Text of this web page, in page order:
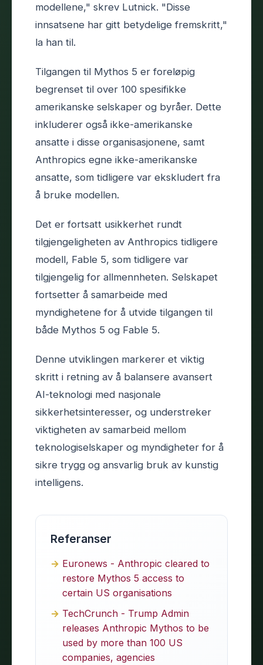
modellene," skrev Lutnick. "Disse
innsatsene har gitt betydelige fremskritt,"
la han til.
Tilgangen til Mythos 5 er foreløpig
begrenset til over 100 spesifikke
amerikanske selskaper og byråer. Dette
inkluderer også ikke-amerikanske
ansatte i disse organisasjonene, samt
Anthropics egne ikke-amerikanske
ansatte, som tidligere var ekskludert fra
å bruke modellen.
Det er fortsatt usikkerhet rundt
tilgjengeligheten av Anthropics tidligere
modell, Fable 5, som tidligere var
tilgjengelig for allmennheten. Selskapet
fortsetter å samarbeide med
myndighetene for å utvide tilgangen til
både Mythos 5 og Fable 5.
Denne utviklingen markerer et viktig
skritt i retning av å balansere avansert
AI-teknologi med nasjonale
sikkerhetsinteresser, og understreker
viktigheten av samarbeid mellom
teknologiselskaper og myndigheter for å
sikre trygg og ansvarlig bruk av kunstig
intelligens.
Referanser
Euronews - Anthropic cleared to
restore Mythos 5 access to
certain US organisations
TechCrunch - Trump Admin
releases Anthropic Mythos to be
used by more than 100 US
companies, agencies